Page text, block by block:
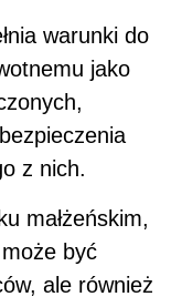
warunki do
jako
z nich.
małżeńskim,
być
ale również